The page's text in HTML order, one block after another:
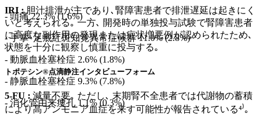
IRI :胆汁排泄が主であり､腎障害患者で排泄遅延は起きにく
いと考えられる｡ 一方､ 開発時の単独投与試験で腎障害患者
に高度な副作用の発現または症状増悪例が認められたため､
状態を十分に観察し慎重に投与する｡
トポテシン®点滴静注インタビューフォーム
5-FU : 減量不要｡ ただし､ 末期腎不全患者では代謝物の蓄積
により高アンモニア血症を来す可能性が報告されている⁴⁾｡
- 頭痛 22.3% (1.6%)
- 手掌･足底紅斑知覚異常症候群 11.0% (2.8%)
- 動脈血栓塞栓症 2.6% (1.8%)
- 静脈血栓塞栓症 9.3% (7.8%)
- 消化管由来瘻孔 1.1% (0.3%)